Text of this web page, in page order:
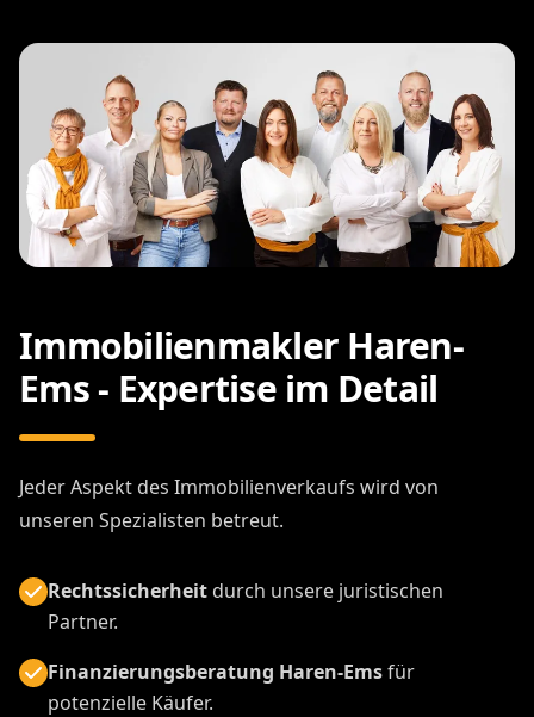
Immobilienmakler Haren-
Ems - Expertise im Detail
Jeder Aspekt des Immobilienverkaufs wird von
unseren Spezialisten betreut.
Rechtssicherheitdurch unsere juristischen
Partner.
Finanzierungsberatung Haren-Emsfür
potenzielle Käufer.